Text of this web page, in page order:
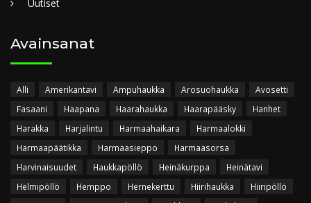
Uutiset
Avainsanat
Alli Amerikantavi Ampuhaukka Arosuohaukka
Avosetti
Fasaani
Haapana Haarahaukka Haarapääsky
Hanhet
Harakka
Harjalintu Harmaahaikara
Harmaalokki
Harmaapäätikka
Harmaasieppo
Harmaasorsa
Harvinaisuudet
Haukkapöllö Heinäkurppa
Heinätavi
Helmipöllö
Hemppo Hernekerttu Hiirihaukka
Hiiripöllö